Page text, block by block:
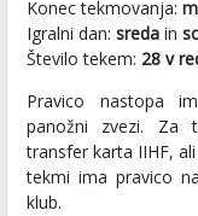
Konec tekmovanja:
Igralni dan: sreda in
Število tekem: 28 v
Pravico nastopa
panožni zvezi. Za
transfer karta IIHF,
tekmi ima pravico
klub.